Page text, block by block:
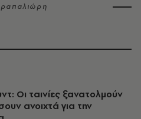
Οι ταινίες ξανατολμούν
ανοιχτά για την